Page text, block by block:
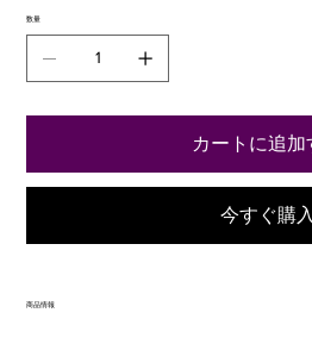
す。
数量
カートに追加
今すぐ購入
商品情報